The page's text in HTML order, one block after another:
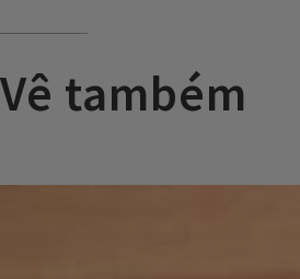
Vê também